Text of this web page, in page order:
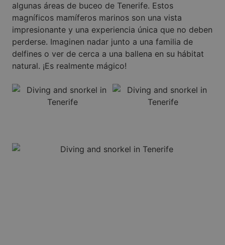
algunas áreas de buceo de Tenerife. Estos
magníficos mamíferos marinos son una vista
impresionante y una experiencia única que no deben
perderse. Imaginen nadar junto a una familia de
delfines o ver de cerca a una ballena en su hábitat
natural. ¡Es realmente mágico!